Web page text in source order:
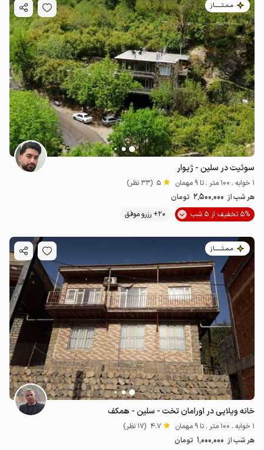
مـمـتــــــاز
سوئیت در سلین - ژیوار
1 خوابه . 100 متر . تا 9 مهمان 5 (33 نظر)
هر شب از 2٬500٬000 تومان
5% تخفیف از 5 شب
20+ رزرو موفق
مـمـتــــــاز
خانه ویلایی در اورامان تخت - سلین - همکف
1 خوابه . 100 متر . تا 9 مهمان 4.7 (17 نظر)
هر شب از 1٬000٬000 تومان